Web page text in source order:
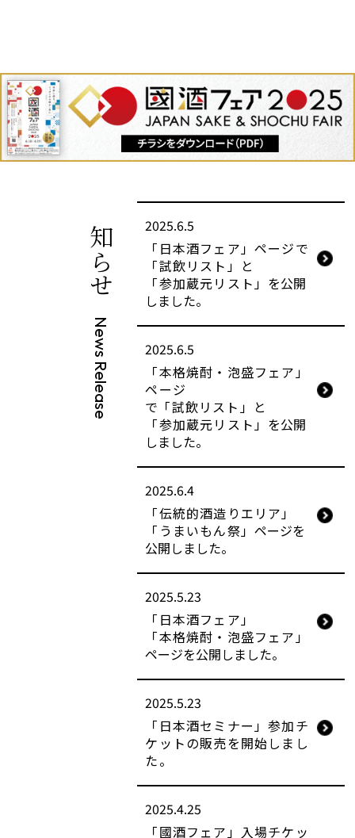
お知らせ
News Release
2025.6.5
「日本酒フェア」ページで
「試飲リスト」 と
「参加蔵元リスト」 を公開
しました。
2025.6.5
「本格焼酎・泡盛フェア」
ページ
で 「試飲リスト」 と
「参加蔵元リスト」 を公開
しました。
2025.6.4
「伝統的酒造りエリア」
「うまいもん祭」ページを
公開しました。
2025.5.23
「日本酒フェア」
「本格焼酎・泡盛フェア」
ページを公開しました。
2025.5.23
「日本酒セミナー」参加チ
ケットの販売を開始しまし
た。
2025.4.25
「國酒フェア」入場チケッ